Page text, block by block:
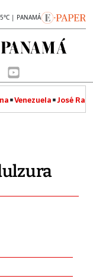
| PANAMÁ
Venezuela José